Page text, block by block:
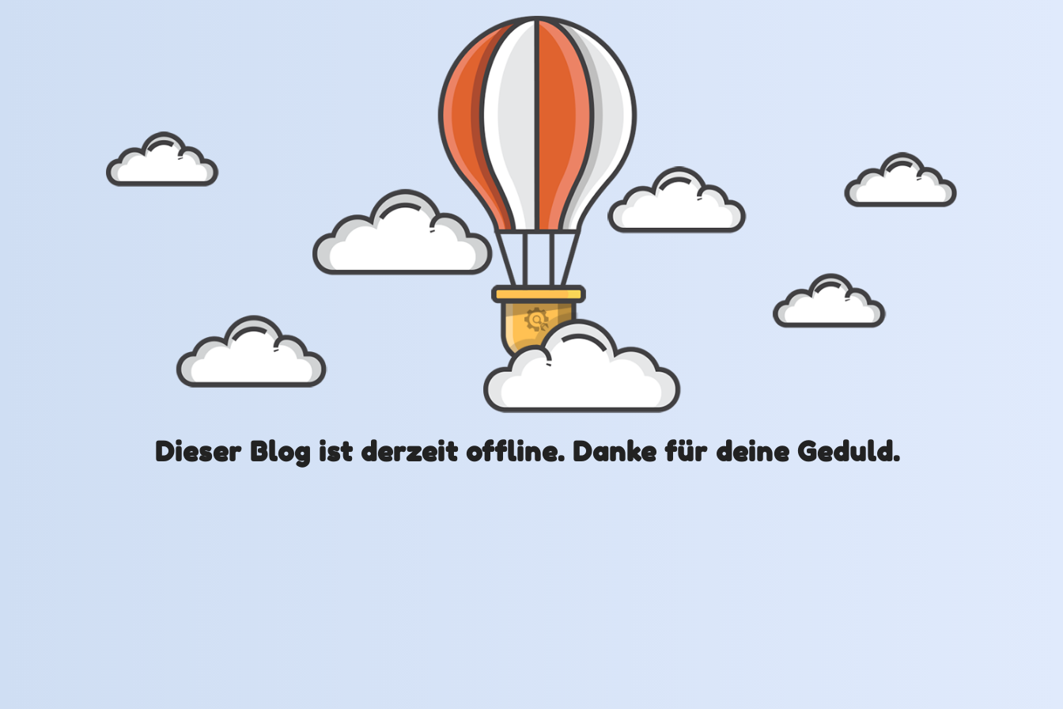
Dieser Blog ist derzeit offline. Danke für deine Geduld.